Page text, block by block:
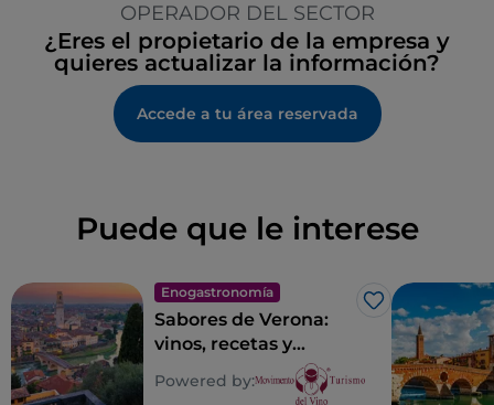
OPERADOR DEL SECTOR
¿Eres el propietario de la empresa y
quieres actualizar la información?
Accede a tu área reservada
Puede que le interese
Enogastronomía
Me gusta
Sabores de Verona:
vinos, recetas y
lugares con sabor
veronés
Powered by: